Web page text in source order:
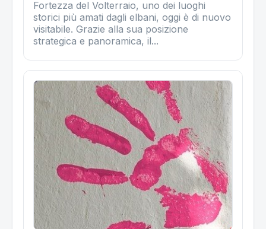
Fortezza del Volterraio, uno dei luoghi
storici più amati dagli elbani, oggi è di nuovo
visitabile. Grazie alla sua posizione
strategica e panoramica, il...